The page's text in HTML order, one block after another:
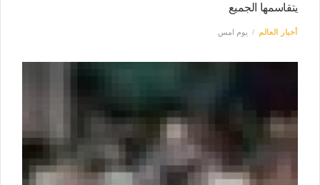
يتقاسمها الجميع
أخبار العالم يوم امس